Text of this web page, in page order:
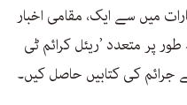
میں سے ایک، مقامی اخبار
پر متعدد ’ریئل کرائم ٹی
جرائم کی کتابیں حاصل کیں۔